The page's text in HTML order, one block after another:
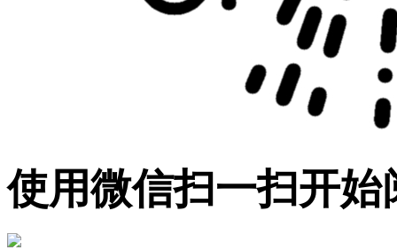
使用微信扫一扫开始